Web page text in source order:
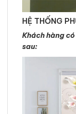
HỆ THỐNG
Khách hàng
sau: